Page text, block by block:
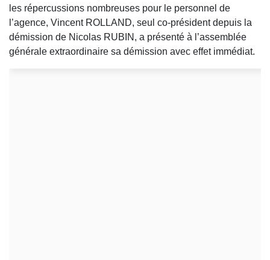
les répercussions nombreuses pour le personnel de
l’agence, Vincent ROLLAND, seul co-président depuis la
démission de Nicolas RUBIN, a présenté à l’assemblée
générale extraordinaire sa démission avec effet immédiat.